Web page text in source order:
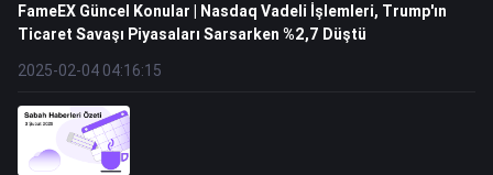
FameEX Güncel Konular | Nasdaq Vadeli İşlemleri, Trump'ın
Ticaret Savaşı Piyasaları Sarsarken %2,7 Düştü
2025-02-04 04:16:15